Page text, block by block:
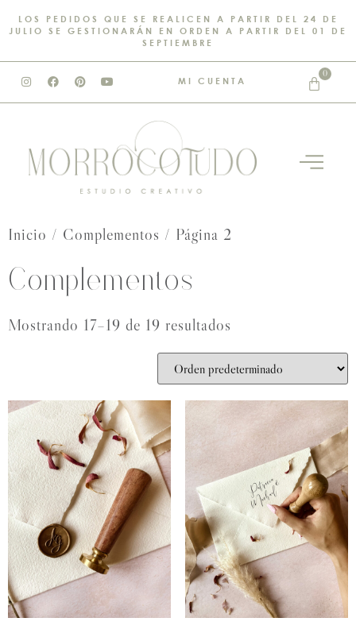
LOS PEDIDOS QUE SE REALICEN A PARTIR DEL 24 DE
JULIO SE GESTIONARÁN EN ORDEN A PARTIR DEL 01 DE
SEPTIEMBRE
MI CUENTA
0
Inicio / Complementos / Página 2
Complementos
Mostrando 17–19 de 19 resultados